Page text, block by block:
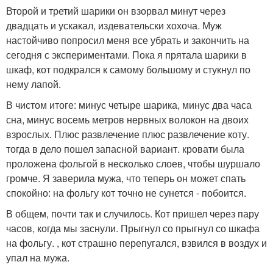
Второй и третий шарики он взорвал минут через
двадцать и ускакал, издевательски хохоча. Муж
настойчиво попросил меня все убрать и закончить на
сегодня с экспериментами. Пока я прятала шарики в
шкаф, кот подкрался к самому большому и стукнул по
нему лапой.
В чистом итоге: минус четыре шарика, минус два часа
сна, минус восемь метров нервных волокон на двоих
взрослых. Плюс развлечение плюс развлечение коту.
тогда в дело пошел запасной вариант. кровати была
проложена фольгой в несколько слоев, чтобы шуршало
громче. Я заверила мужа, что теперь он может спать
спокойно: на фольгу кот точно не сунется - побоится.
В общем, почти так и случилось. Кот пришел через пару
часов, когда мы заснули. Прыгнул со прыгнул со шкафа
на фольгу. , кот страшно перепугался, взвился в воздух и
упал на мужа.